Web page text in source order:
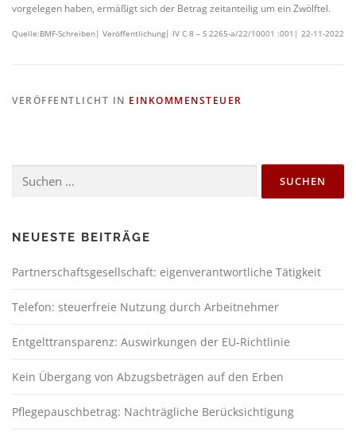
vorgelegen haben, ermäßigt sich der Betrag zeitanteilig um ein Zwölftel.
Quelle:BMF-Schreiben| Veröffentlichung| IV C 8 – S 2265-a/22/10001 :001| 22-11-2022
VERÖFFENTLICHT IN EINKOMMENSTEUER
NEUESTE BEITRÄGE
Partnerschaftsgesellschaft: eigenverantwortliche Tätigkeit
Telefon: steuerfreie Nutzung durch Arbeitnehmer
Entgelttransparenz: Auswirkungen der EU-Richtlinie
Kein Übergang von Abzugsbeträgen auf den Erben
Pflegepauschbetrag: Nachträgliche Berücksichtigung